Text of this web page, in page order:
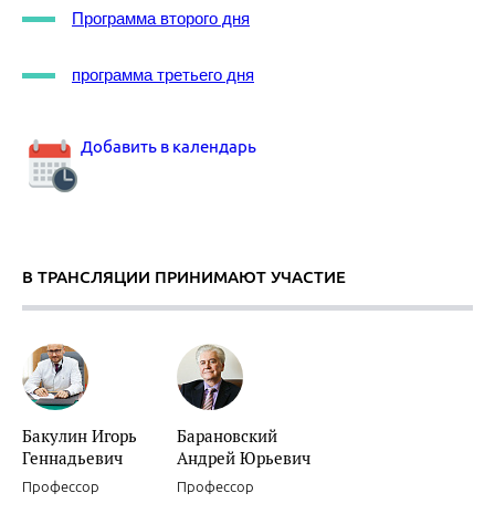
Программа второго дня
программа третьего дня
Добавить в календарь
В ТРАНСЛЯЦИИ ПРИНИМАЮТ УЧАСТИЕ
Бакулин Игорь
Геннадьевич
Профессор
Барановский
Андрей Юрьевич
Профессор